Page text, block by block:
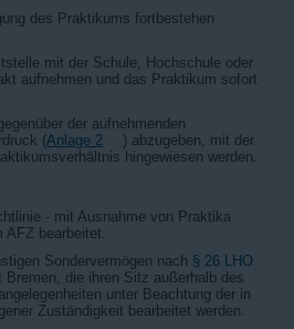
des Praktikums fortbestehen
mit der Schule, Hochschule oder
aufnehmen und das Praktikum sofort
der aufnehmenden
(Anlage 2
) abzugeben, mit der
hingewiesen werden.
- mit Ausnahme von Praktika
AFZ bearbeitet.
Sondervermögen nach § 26 LHO
die ihren Sitz außerhalb des
unter Beachtung der in
Zuständigkeit bearbeitet werden.